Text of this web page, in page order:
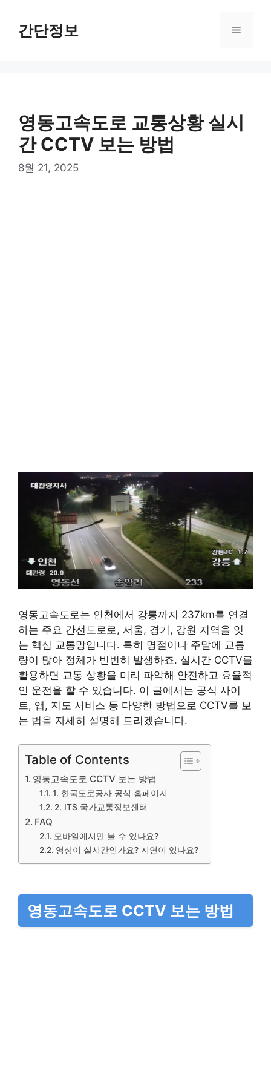
간단정보 메
영동고속도로 교통상황 실시
간 CCTV 보는 방법
8월 21, 2025
영동고속도로는 인천에서 강릉까지 237km를 연결
하는 주요 간선도로로, 서울, 경기, 강원 지역을 잇
는 핵심 교통망입니다. 특히 명절이나 주말에 교통
량이 많아 정체가 빈번히 발생하죠. 실시간 CCTV를
활용하면 교통 상황을 미리 파악해 안전하고 효율적
인 운전을 할 수 있습니다. 이 글에서는 공식 사이
트, 앱, 지도 서비스 등 다양한 방법으로 CCTV를 보
는 법을 자세히 설명해 드리겠습니다.
Table of Contents
영동고속도로 CCTV 보는 방법
1. 한국도로공사 공식 홈페이지
2. ITS 국가교통정보센터
FAQ
모바일에서만 볼 수 있나요?
영상이 실시간인가요? 지연이 있나요?
영동고속도로 CCTV 보는 방법